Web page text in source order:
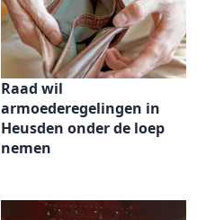
Raad wil
armoederegelingen in
Heusden onder de loep
nemen